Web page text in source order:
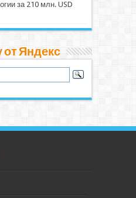
за 210 млн. USD
от Яндекс